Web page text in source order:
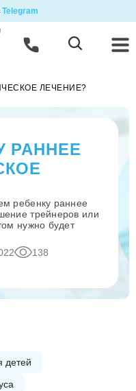
Telegram
ЛЕЧЕНИЕ?
РАННЕЕ
ребенку раннее
трейнеров или
нужно будет
138
детей